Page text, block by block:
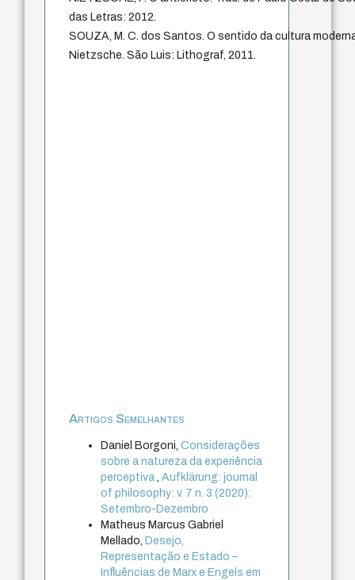
das Letras: 2012.
SOUZA, M. C. dos Santos. O sentido da cultura
Nietzsche. São Luis: Lithograf, 2011.
Artigos Semelhantes
Daniel Borgoni,Considerações
sobre a natureza da experiência
perceptiva,Aufklärung: journal
of philosophy: v. 7 n. 3 (2020):
Setembro-Dezembro
Matheus Marcus Gabriel
Mellado, Desejo,
Representação e Estado –
Influências de Marx e Engels em